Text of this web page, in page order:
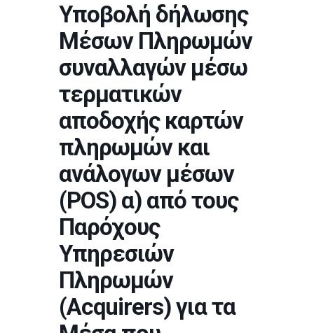
Υποβολή δήλωσης
Μέσων Πληρωμών
συναλλαγών μέσω
τερματικών
αποδοχής καρτών
πληρωμών και
ανάλογων μέσων
(POS) α) από τους
Παρόχους
Υπηρεσιών
Πληρωμών
(Acquirers) για τα